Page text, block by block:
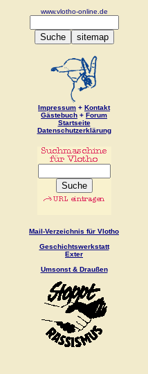
www.vlotho-online.de
Impressum + Kontakt
Gästebuch + Forum
Startseite
Datenschutzerklärung
Mail-Verzeichnis für Vlotho
Geschichtswerkstatt
Exter
Umsonst & Draußen